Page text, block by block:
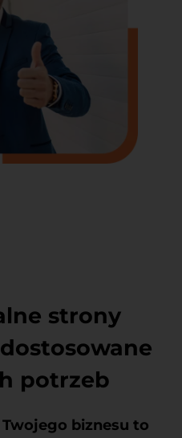
strony
potrzeb
biznesu to